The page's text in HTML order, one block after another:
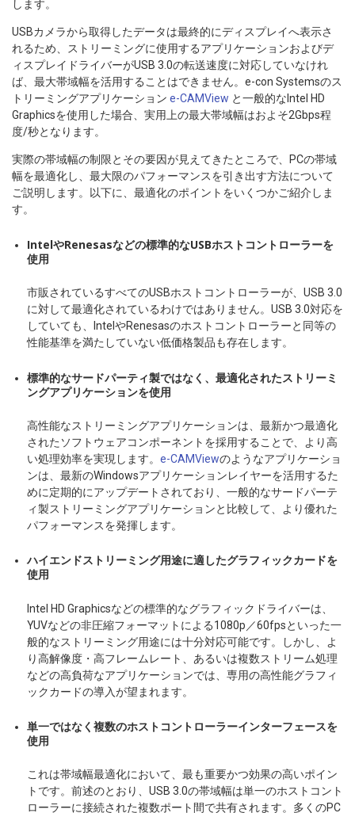
します。
USBカメラから取得したデータは最終的にディスプレイへ表示さ
れるため、ストリーミングに使用するアプリケーションおよびデ
ィスプレイドライバーがUSB 3.0の転送速度に対応していなけれ
ば、最大帯域幅を活用することはできません。e-con Systemsのス
トリーミングアプリケーション e-CAMView と一般的なIntel HD
Graphicsを使用した場合、実用上の最大帯域幅はおよそ2Gbps程
度/秒となります。
実際の帯域幅の制限とその要因が見えてきたところで、PCの帯域
幅を最適化し、最大限のパフォーマンスを引き出す方法について
ご説明します。以下に、最適化のポイントをいくつかご紹介しま
す。
IntelやRenesasなどの標準的なUSBホストコントローラーを
使用
市販されているすべてのUSBホストコントローラーが、USB 3.0
に対して最適化されているわけではありません。USB 3.0対応を
していても、IntelやRenesasのホストコントローラーと同等の
性能基準を満たしていない低価格製品も存在します。
標準的なサードパーティ製ではなく、最適化されたストリーミ
ングアプリケーションを使用
高性能なストリーミングアプリケーションは、最新かつ最適化
されたソフトウェアコンポーネントを採用することで、より高
い処理効率を実現します。 e-CAMViewのようなアプリケーショ
ンは、最新のWindowsアプリケーションレイヤーを活用するた
めに定期的にアップデートされており、一般的なサードパーテ
ィ製ストリーミングアプリケーションと比較して、より優れた
パフォーマンスを発揮します。
ハイエンドストリーミング用途に適したグラフィックカードを
使用
Intel HD Graphicsなどの標準的なグラフィックドライバーは、
YUVなどの非圧縮フォーマットによる1080p／60fpsといった一
般的なストリーミング用途には十分対応可能です。しかし、よ
り高解像度・高フレームレート、あるいは複数ストリーム処理
などの高負荷なアプリケーションでは、専用の高性能グラフィ
ックカードの導入が望まれます。
単一ではなく複数のホストコントローラーインターフェースを
使用
これは帯域幅最適化において、最も重要かつ効果の高いポイン
トです。前述のとおり、USB 3.0の帯域幅は単一のホストコント
ローラーに接続された複数ポート間で共有されます。多くのPC